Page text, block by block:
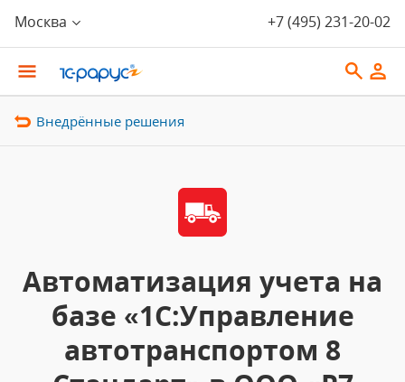
Москва +7 (495) 231-20-02
Внедрённые решения
Автоматизация учета на
базе «1С:Управление
автотранспортом 8